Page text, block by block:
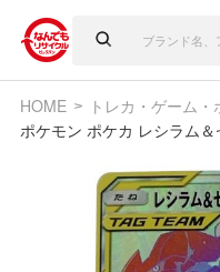
HOME トレカ・ゲーム・
ポケモン ポケカ レシラム